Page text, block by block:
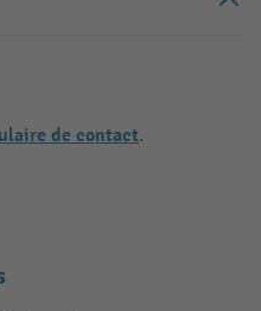
de contact.